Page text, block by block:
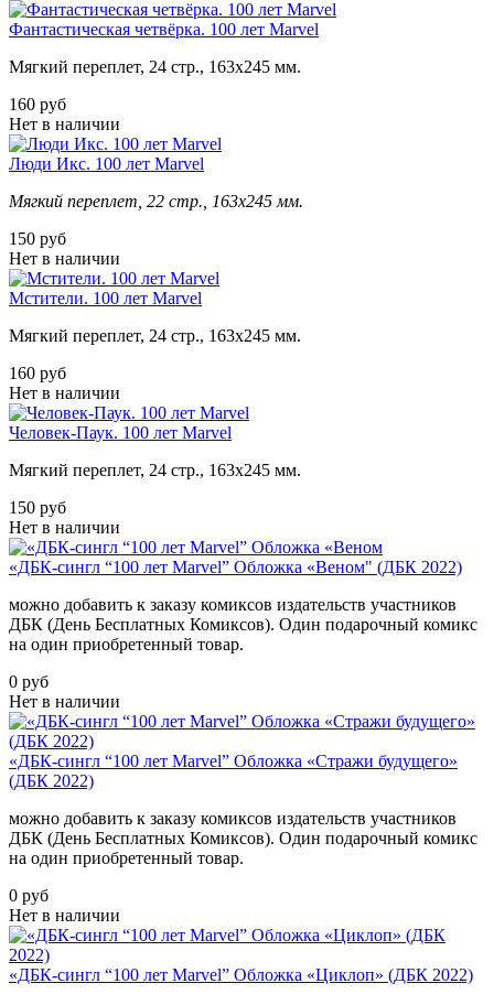
Фантастическая четвёрка. 100 лет Marvel
Мягкий переплет, 24 стр., 163х245 мм.
160 руб
Нет в наличии
Люди Икс. 100 лет Marvel
Мягкий переплет, 22 стр., 163х245 мм.
150 руб
Нет в наличии
Мстители. 100 лет Marvel
Мягкий переплет, 24 стр., 163х245 мм.
160 руб
Нет в наличии
Человек-Паук. 100 лет Marvel
Мягкий переплет, 24 стр., 163х245 мм.
150 руб
Нет в наличии
«ДБК-сингл “100 лет Marvel” Обложка «Веном" (ДБК 2022)
можно добавить к заказу комиксов издательств участников
ДБК (День Бесплатных Комиксов). Один подарочный комикс
на один приобретенный товар.
0 руб
Нет в наличии
«ДБК-сингл “100 лет Marvel” Обложка «Стражи будущего»
(ДБК 2022)
можно добавить к заказу комиксов издательств участников
ДБК (День Бесплатных Комиксов). Один подарочный комикс
на один приобретенный товар.
0 руб
Нет в наличии
«ДБК-сингл “100 лет Marvel” Обложка «Циклоп» (ДБК 2022)